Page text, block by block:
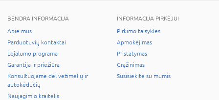
BENDRA INFORMACIJA
Apie mus
Parduotuvių kontaktai
Lojalumo programa
Garantija ir priežiūra
Konsultuojame dėl vežimėlių ir
autokėdučių
Naujagimio kraitelis
INFORMACIJA PIRKĖJUI
Pirkimo taisyklės
Apmokėjimas
Pristatymas
Grąžinimas
Susisiekite su mumis